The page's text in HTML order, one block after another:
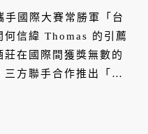
國際大賽常勝軍「台
何信緯 Thomas 的引薦
在國際間獲獎無數的
方聯手合作推出「山